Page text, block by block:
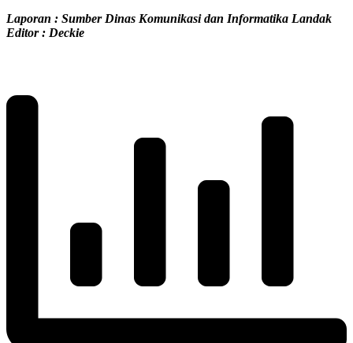
Laporan : Sumber Dinas Komunikasi dan Informatika Landak
Editor : Deckie